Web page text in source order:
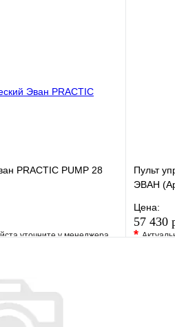
PRACTIC PUMP 28
уточните у менеджера
В корзину
Пульт
ЭВАН
Цена:
57 430
*